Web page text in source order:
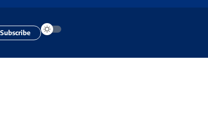
Subscribe